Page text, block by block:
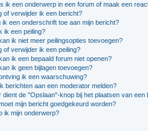
ik een onderwerp in een forum of maak een
of verwijder ik een bericht?
ik een onderschrift toe aan mijn bericht?
ik een peiling?
ik niet meer peilingsopties toevoegen?
of verwijder ik een peiling?
ik een bepaald forum niet openen?
ik geen bijlagen toevoegen?
ik een waarschuwing?
berichten aan een moderator melden?
dient de "Opslaan"-knop bij het plaatsen van een
mijn bericht goedgekeurd worden?
ik mijn onderwerp?